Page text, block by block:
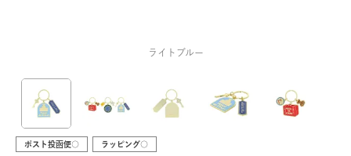
ライトブルー
ポスト投函便○ ラッピング○